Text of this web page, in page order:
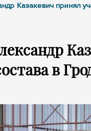
Казакевич принял
в